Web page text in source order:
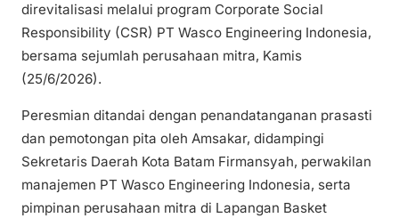
direvitalisasi melalui program Corporate Social
Responsibility (CSR) PT Wasco Engineering Indonesia,
bersama sejumlah perusahaan mitra, Kamis
(25/6/2026).
Peresmian ditandai dengan penandatanganan prasasti
dan pemotongan pita oleh Amsakar, didampingi
Sekretaris Daerah Kota Batam Firmansyah, perwakilan
manajemen PT Wasco Engineering Indonesia, serta
pimpinan perusahaan mitra di Lapangan Basket